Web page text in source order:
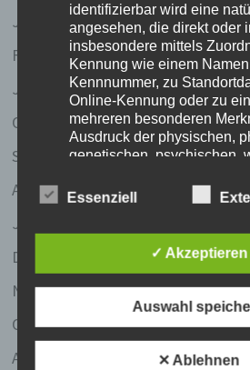
Juli 2023
Februar 2020
Januar 2020
Oktober 2017
September 2017
April 2011
Januar 2008
Dezember 2007
November 2007
Oktober 2007
August 2007
identifizierbar wird eine
angesehen, die direkt oder
insbesondere mittels
Kennung wie einem
Kennnummer, zu
Online-Kennung oder zu
mehreren besonderen
Ausdruck der physischen,
genetischen, psychischen,
natürlichen Person sind,
b) betroffene Person
Betroffene Person ist jede
personenbezogene Daten
Verarbeitung
Essenziell
✓ Akzeptieren
Auswahl
✕ Ablehnen